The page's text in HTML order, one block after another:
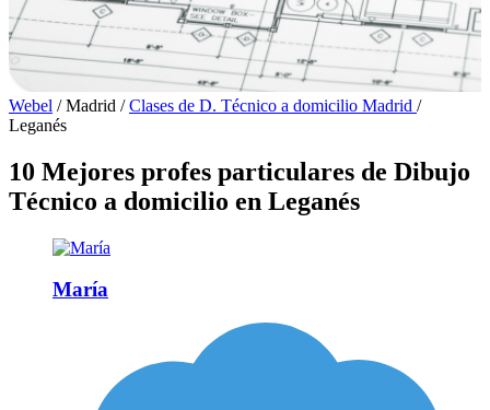
Webel / Madrid / Clases de D. Técnico a domicilio Madrid /
Leganés
10 Mejores profes particulares de Dibujo
Técnico a domicilio en Leganés
María